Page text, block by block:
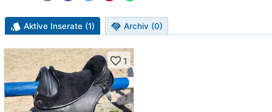
style Aktive Inserate (1) handshake Archiv (0)
favorite_border1